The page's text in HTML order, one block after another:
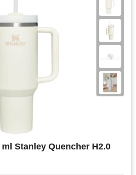
Stanley Quencher H2.0